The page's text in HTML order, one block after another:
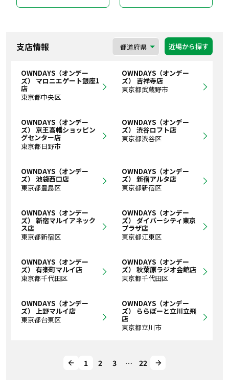
支店情報 近場から探す
OWNDAYS（オンデー
ズ） マロニエゲート銀座1
店
東京都中央区
OWNDAYS（オンデー
ズ） 吉祥寺店
東京都武蔵野市
OWNDAYS（オンデー
ズ） 京王高幡ショッピン
グセンター店
東京都日野市
OWNDAYS（オンデー
ズ） 渋谷ロフト店
東京都渋谷区
OWNDAYS（オンデー
ズ） 池袋西口店
東京都豊島区
OWNDAYS（オンデー
ズ） 新宿アルタ店
東京都新宿区
OWNDAYS（オンデー
ズ） 新宿マルイアネック
ス店
東京都新宿区
OWNDAYS（オンデー
ズ） ダイバーシティ東京
プラザ店
東京都江東区
OWNDAYS（オンデー
ズ） 有楽町マルイ店
東京都千代田区
OWNDAYS（オンデー
ズ） 秋葉原ラジオ会館店
東京都千代田区
OWNDAYS（オンデー
ズ） 上野マルイ店
東京都台東区
OWNDAYS（オンデー
ズ） ららぽーと立川立飛
店
東京都立川市
1 2 3 … 22